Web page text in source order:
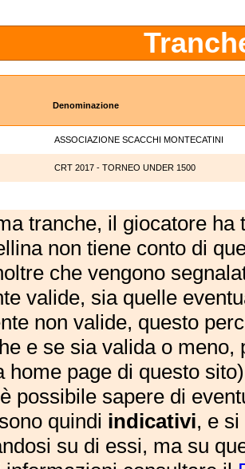
Denominazione
ASSOCIAZIONE SCACCHI MONTECATINI
CRT 2017 - TORNEO UNDER 1500
tranche, il giocatore
non tiene conto di
che vengono
valide, sia quelle
non valide, questo
e se sia valida o
home page di questo
possibile sapere di
quindi indicativi, e
su di essi, ma su